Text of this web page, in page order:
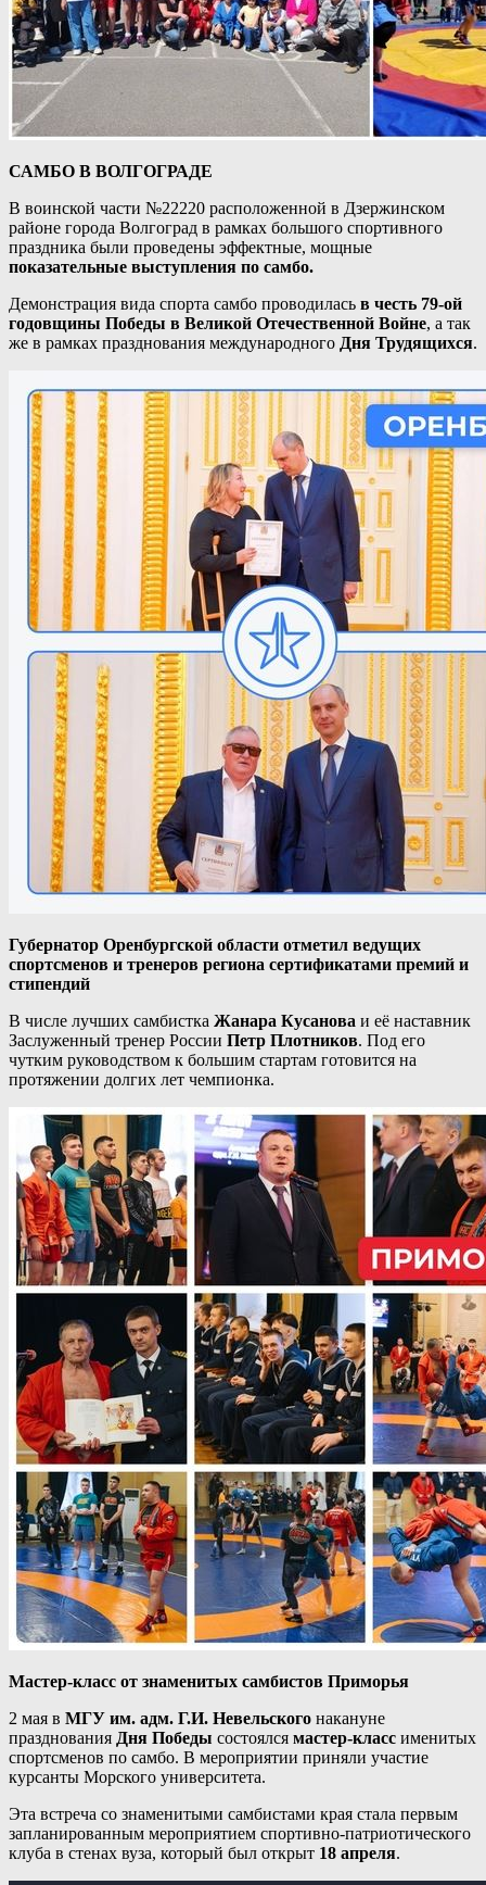
САМБО В ВОЛГОГРАДЕ
В воинской части №22220 расположенной в Дзержинском
районе города Волгоград в рамках большого спортивного
праздника были проведены эффектные, мощные
показательные выступления по самбо.
Демонстрация вида спорта самбо проводилась в честь 79-ой
годовщины Победы в Великой Отечественной Войне, а так
же в рамках празднования международного Дня Трудящихся.
Губернатор Оренбургской области отметил ведущих
спортсменов и тренеров региона сертификатами премий и
стипендий
В числе лучших самбистка Жанара Кусанова и её наставник
Заслуженный тренер России Петр Плотников. Под его
чутким руководством к большим стартам готовится на
протяжении долгих лет чемпионка.
Мастер-класс от знаменитых самбистов Приморья
2 мая в МГУ им. адм. Г.И. Невельского накануне
празднования Дня Победы состоялся мастер-класс именитых
спортсменов по самбо. В мероприятии приняли участие
курсанты Морского университета.
Эта встреча со знаменитыми самбистами края стала первым
запланированным мероприятием спортивно-патриотического
клуба в стенах вуза, который был открыт 18 апреля.